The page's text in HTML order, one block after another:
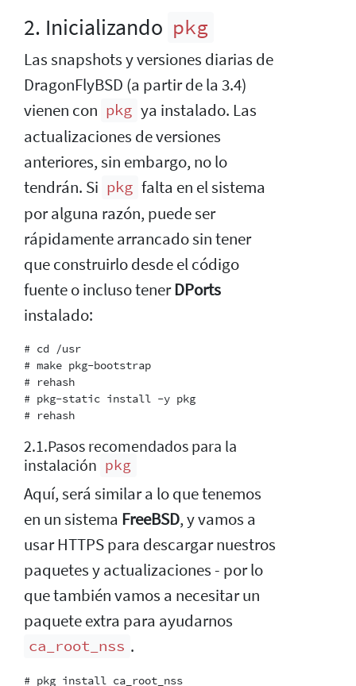
2. Inicializando pkg
Las snapshots y versiones diarias de
DragonFlyBSD (a partir de la 3.4)
vienen con pkg ya instalado. Las
actualizaciones de versiones
anteriores, sin embargo, no lo
tendrán. Si pkg falta en el sistema
por alguna razón, puede ser
rápidamente arrancado sin tener
que construirlo desde el código
fuente o incluso tenerDPorts
instalado:
# cd /usr
# make pkg-bootstrap
# rehash
# pkg-static install -y pkg
2.1.Pasos recomendados para la
instalación pkg
Aquí, será similar a lo que tenemos
en un sistema FreeBSD, y vamos a
usar HTTPS para descargar nuestros
paquetes y actualizaciones - por lo
que también vamos a necesitar un
paquete extra para ayudarnos
ca_root_nss .